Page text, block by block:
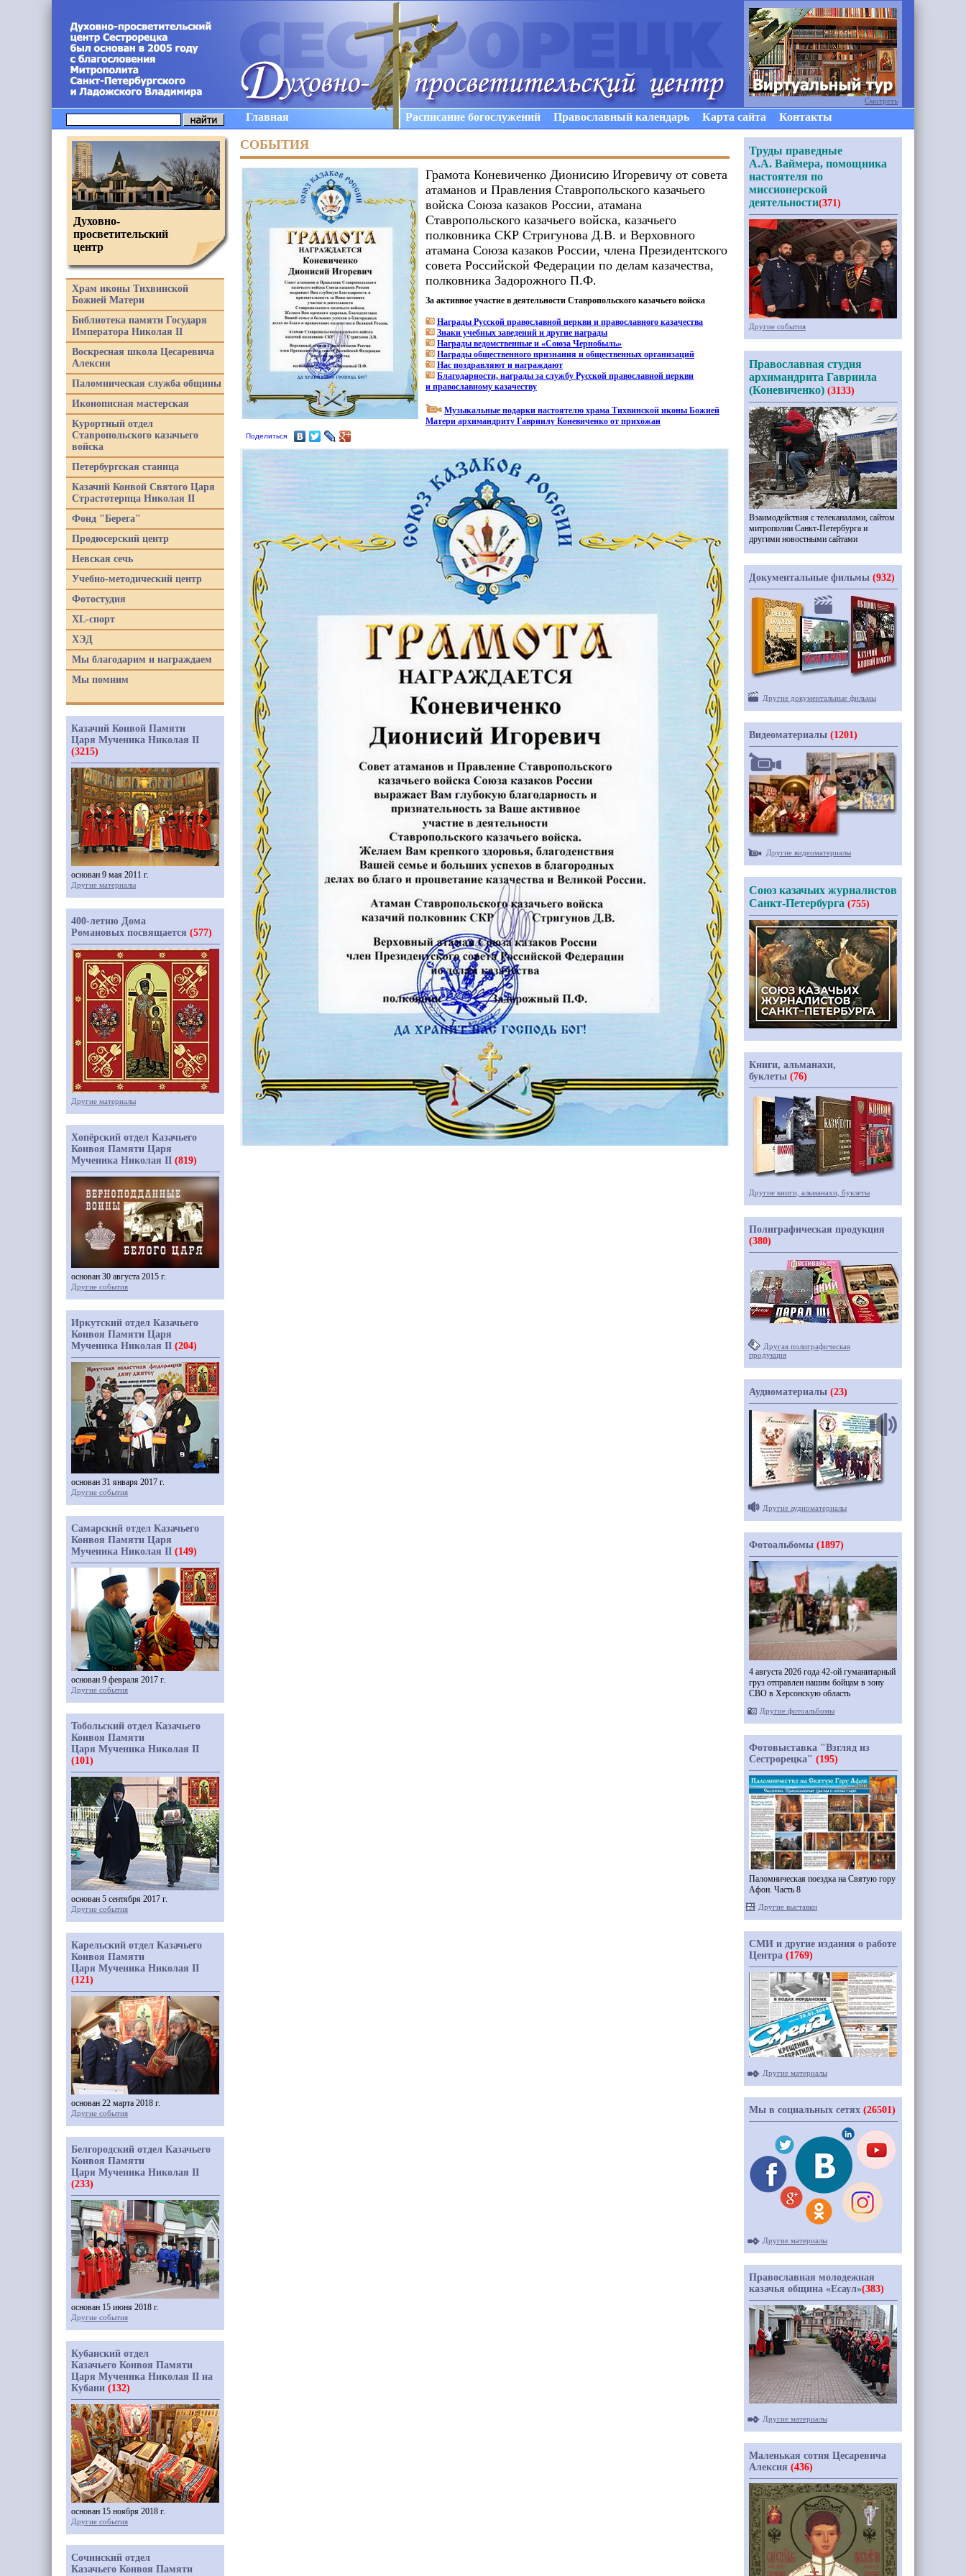
Главная Расписание богослужений Православный календарь Карта сайта Контакты
СОБЫТИЯ
Поделиться
Грамота Коневиченко Дионисию Игоревичу от совета
атаманов и Правления Ставропольского казачьего
войска Союза казаков России, атамана
Ставропольского казачьего войска, казачьего
полковника СКР Стригунова Д.В. и Верховного
атамана Союза казаков России, члена Президентского
совета Российской Федерации по делам казачества,
полковника Задорожного П.Ф.
За активное участие в деятельности Ставропольского казачьего войска
Награды Русской православной церкви и православного казачества
Знаки учебных заведений и другие награды
Награды ведомственные и «Союза Чернобыль»
Награды общественного признания и общественных организаций
Нас поздравляют и награждают
Благодарности, награды за службу Русской православной церкви
и православному казачеству
Музыкальные подарки настоятелю храма Тихвинской иконы Божией
Матери архимандриту Гавриилу Коневиченко от прихожан
Духовно-
просветительский
центр
Храм иконы Тихвинской
Божией Матери
Библиотека памяти Государя
Императора Николая II
Воскресная школа Цесаревича
Алексия
Паломническая служба общины
Иконописная мастерская
Курортный отдел
Ставропольского казачьего
войска
Петербургская станица
Казачий Конвой Святого Царя
Страстотерпца Николая II
Фонд "Берега"
Продюсерский центр
Невская сечь
Учебно-методический центр
Фотостудия
XL-спорт
ХЭД
Мы благодарим и награждаем
Мы помним
Казачий Конвой Памяти
Царя Мученика Николая II
(3215)
основан 9 мая 2011 г.
Другие материалы
400-летию Дома
Романовых посвящается (577)
Другие материалы
Хопёрский отдел Казачьего
Конвоя Памяти Царя
Мученика Николая II (819)
основан 30 августа 2015 г.
Другие события
Иркутский отдел Казачьего
Конвоя Памяти Царя
Мученика Николая II (204)
основан 31 января 2017 г.
Другие события
Самарский отдел Казачьего
Конвоя Памяти Царя
Мученика Николая II (149)
основан 9 февраля 2017 г.
Другие события
Тобольский отдел Казачьего
Конвоя Памяти
Царя Мученика Николая II
(101)
основан 5 сентября 2017 г.
Другие события
Карельский отдел Казачьего
Конвоя Памяти
Царя Мученика Николая II
(121)
основан 22 марта 2018 г.
Другие события
Белгородский отдел Казачьего
Конвоя Памяти
Царя Мученика Николая II
(233)
основан 15 июня 2018 г.
Другие события
Кубанский отдел
Казачьего Конвоя Памяти
Царя Мученика Николая II на
Кубани (132)
основан 15 ноября 2018 г.
Другие события
Сочинский отдел
Казачьего Конвоя Памяти
Смотреть
Труды праведные
А.А. Ваймера, помощника
настоятеля по
миссионерской
деятельности(371)
Другие события
Православная студия
архимандрита Гавриила
(Коневиченко) (3133)
Взаимодействия с телеканалами, сайтом
митрополии Санкт-Петербурга и
другими новостными сайтами
Документальные фильмы (932)
Другие документальные фильмы
Видеоматериалы (1201)
Другие видеоматериалы
Союз казачьих журналистов
Санкт-Петербурга (755)
Книги, альманахи,
буклеты (76)
Другие книги, альманахи, буклеты
Полиграфическая продукция
(380)
Другая полиграфическая
продукция
Аудиоматериалы (23)
Другие аудиоматериалы
Фотоальбомы (1897)
4 августа 2026 года 42-ой гуманитарный
груз отправлен нашим бойцам в зону
СВО в Херсонскую область
Другие фотоальбомы
Фотовыставка "Взгляд из
Сестрорецка" (195)
Паломническая поездка на Святую гору
Афон. Часть 8
Другие выставки
СМИ и другие издания о работе
Центра (1769)
Другие материалы
Мы в социальных сетях (26501)
Другие материалы
Православная молодежная
казачья община «Есаул»(383)
Другие материалы
Маленькая сотня Цесаревича
Алексия (436)